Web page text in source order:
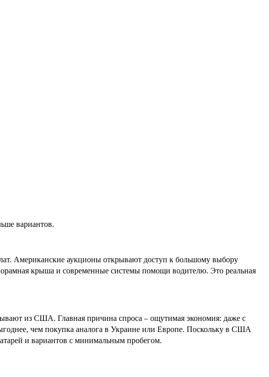
вариантов.
Американские аукционы открывают доступ к большому выбору
крыша и современные системы помощи водителю. Это реальная
из США. Главная причина спроса – ощутимая экономия: даже с
чем покупка аналога в Украине или Европе. Поскольку в США
и вариантов с минимальным пробегом.